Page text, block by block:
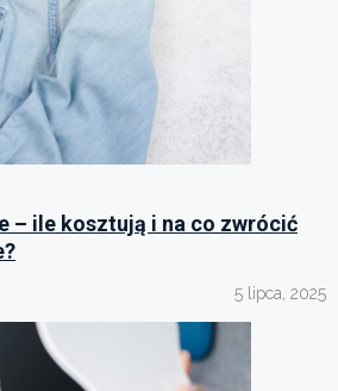
– ile kosztują i na co zwrócić
5 lipca, 2025